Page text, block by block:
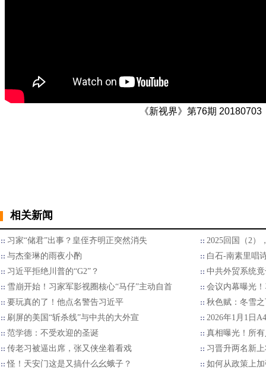
《新视界》第76期 20180703
相关新闻
习家“储君”出事？皇侄齐明正突然消失
2025回国（2）
与杰奎琳的雨夜小酌
白石-南素里唱
习近平拒绝川普的“G2”？
中共外贸系统
雪崩开始！习家军影视圈核心“马仔”主动自首
会议内幕曝光
要玩真的了！他点名警告习近平
秋色赋：冬雪
刷屏的美国“斩杀线”与中共的大外宣
2026年1月1日
范学德：不受欢迎的圣诞
真相曝光！所
传老习被逼出席，张又侠坐着看戏
习晋升两名新
怪！天安门这是又搞什么幺蛾子？
如何从政策上